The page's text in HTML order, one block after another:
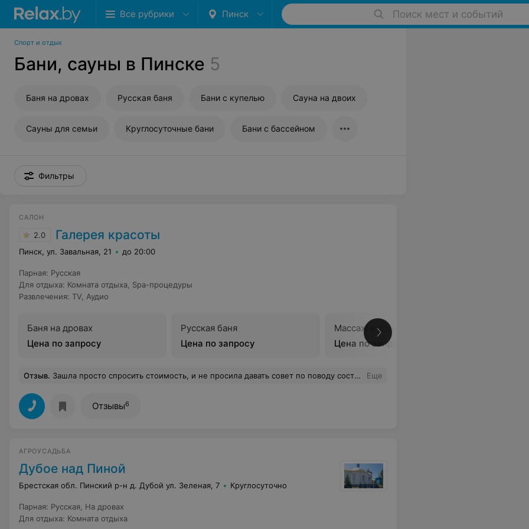
Все рубрики Пинск Поиск мест и событий
Спорт и отдых
Бани, сауны в Пинске 5
Баня на дровах Русская баня Бани с купелью Сауна на двоих
Сауны для семьи Круглосуточные бани Бани с бассейном
Фильтры
САЛОН
2.0 Галерея красоты
Пинск, ул. Завальная, 21 до 20:00
Парная: Русская
Для отдыха: Комната отдыха Spa-процедуры
Развлечения: TV Аудио
Баня на дровах
Цена по запросу
Русская баня
Цена по запросу
Массаж в сауне
Цена по запросу
Отзыв. Зашла просто спросить стоимость, и не просила давать совет по поводу состояния моего лица, нужно уметь держать своё мнение при себе ,особенно, когда его не просят озвучивать. Теперь даже не хочется посещать это место. Еще
Отзывы6
АГРОУСАДЬБА
Дубое над Пиной
Брестская обл. Пинский р-н д. Дубой ул. Зеленая, 7 Круглосуточно
Парная: Русская На дровах
Для отдыха: Комната отдыха